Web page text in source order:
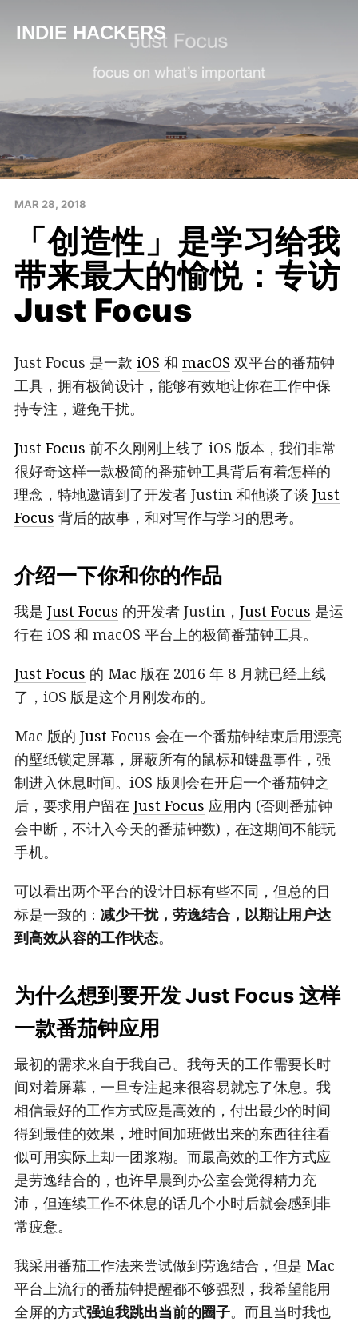
INDIE HACKERS
MAR 28, 2018
「创造性」是学习给我
带来最大的愉悦：专访
Just Focus
Just Focus 是一款 iOS 和 macOS 双平台的番茄钟
工具，拥有极简设计，能够有效地让你在工作中保
持专注，避免干扰。
Just Focus 前不久刚刚上线了 iOS 版本，我们非常
很好奇这样一款极简的番茄钟工具背后有着怎样的
理念，特地邀请到了开发者 Justin 和他谈了谈 Just
Focus 背后的故事，和对写作与学习的思考。
介绍一下你和你的作品
我是 Just Focus 的开发者 Justin， Just Focus 是运
行在 iOS 和 macOS 平台上的极简番茄钟工具。
Just Focus 的 Mac 版在 2016 年 8 月就已经上线
了，iOS 版是这个月刚发布的。
Mac 版的 Just Focus 会在一个番茄钟结束后用漂亮
的壁纸锁定屏幕，屏蔽所有的鼠标和键盘事件，强
制进入休息时间。iOS 版则会在开启一个番茄钟之
后，要求用户留在 Just Focus 应用内 (否则番茄钟
会中断，不计入今天的番茄钟数)，在这期间不能玩
手机。
可以看出两个平台的设计目标有些不同，但总的目
标是一致的： 减少干扰，劳逸结合，以期让用户达
到高效从容的工作状态。
为什么想到要开发Just Focus这样
一款番茄钟应用
最初的需求来自于我自己。我每天的工作需要长时
间对着屏幕，一旦专注起来很容易就忘了休息。我
相信最好的工作方式应是高效的，付出最少的时间
得到最佳的效果，堆时间加班做出来的东西往往看
似可用实际上却一团浆糊。而最高效的工作方式应
是劳逸结合的，也许早晨到办公室会觉得精力充
沛，但连续工作不休息的话几个小时后就会感到非
常疲惫。
我采用番茄工作法来尝试做到劳逸结合，但是 Mac
平台上流行的番茄钟提醒都不够强烈，我希望能用
全屏的方式强迫我跳出当前的圈子。而且当时我也